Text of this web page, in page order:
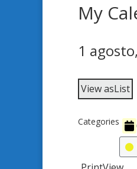
My
1
View asList
Categories